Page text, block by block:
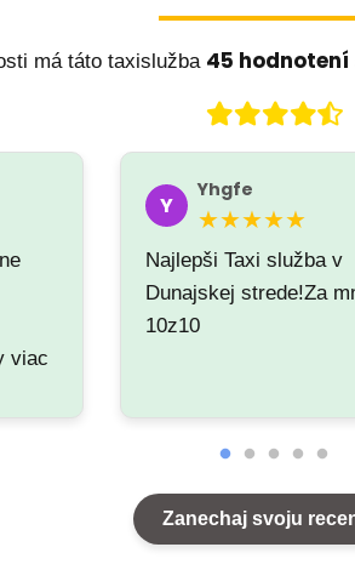
má táto taxislužba 45 hodnotení
viac
Y
Yhgfe
★★★★★
Najlepši Taxi služba v
Dunajskej strede!Za
10z10
Zanechaj svoju